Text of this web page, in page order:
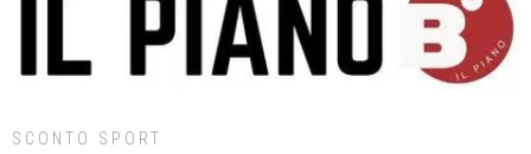
SCONTO SPORT